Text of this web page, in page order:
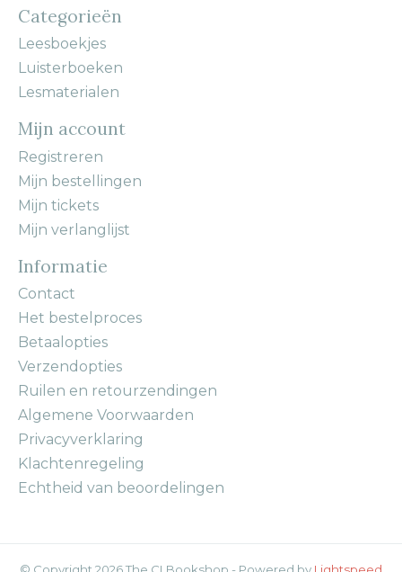
Categorieën
Leesboekjes
Luisterboeken
Lesmaterialen
Mijn account
Registreren
Mijn bestellingen
Mijn tickets
Mijn verlanglijst
Informatie
Contact
Het bestelproces
Betaalopties
Verzendopties
Ruilen en retourzendingen
Algemene Voorwaarden
Privacyverklaring
Klachtenregeling
Echtheid van beoordelingen